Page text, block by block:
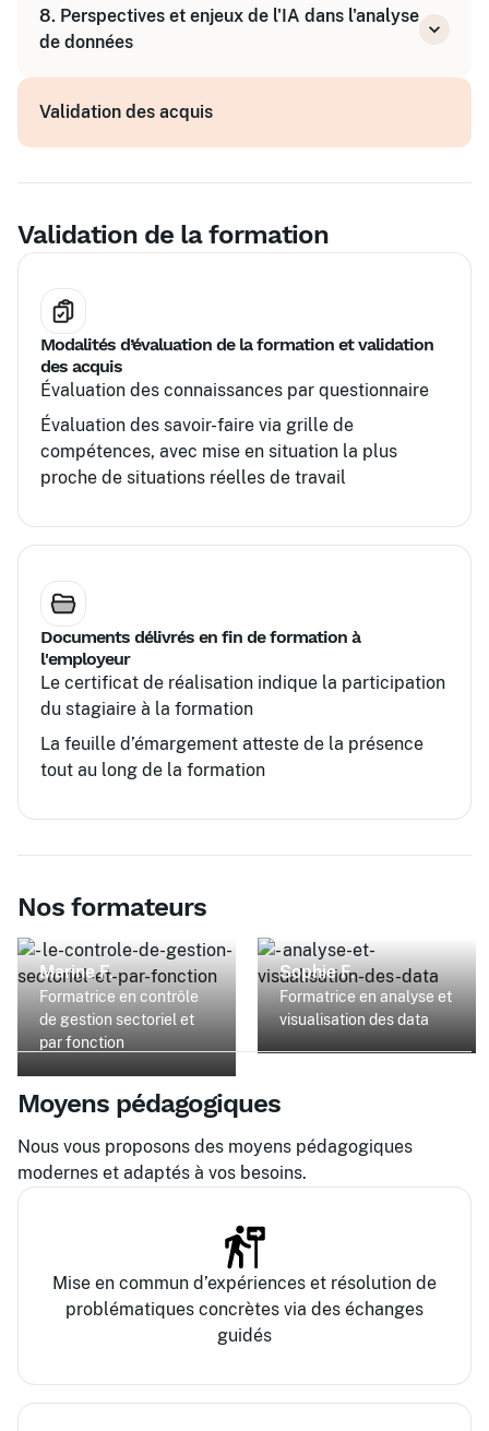
Réalisation d'un projet d'analyse de données
avec IA
8. Perspectives et enjeux de l'IA dans l'analyse
de données
Évolutions futures et opportunités
Validation des acquis
Validation de la formation
Modalités d’évaluation de la formation et validation
des acquis
Évaluation des connaissances par questionnaire
Évaluation des savoir-faire via grille de
compétences, avec mise en situation la plus
proche de situations réelles de travail
Documents délivrés en fin de formation à
l'employeur
Le certificat de réalisation indique la participation
du stagiaire à la formation
La feuille d’émargement atteste de la présence
tout au long de la formation
Nos formateurs
Marine F.
Formatrice en contrôle
de gestion sectoriel et
par fonction
Sophie F.
Formatrice en analyse et
visualisation des data
Moyens pédagogiques
Nous vous proposons des moyens pédagogiques
modernes et adaptés à vos besoins.
Mise en commun d’expériences et résolution de
problématiques concrètes via des échanges
guidés